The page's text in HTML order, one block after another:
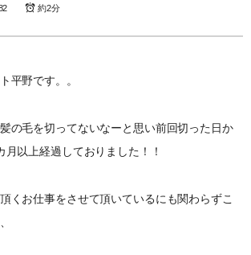
約2分
平野です。。
の毛を切ってないなーと思い前回切った日か
月以上経過しておりました！！
くお仕事をさせて頂いているにも関わらずこ